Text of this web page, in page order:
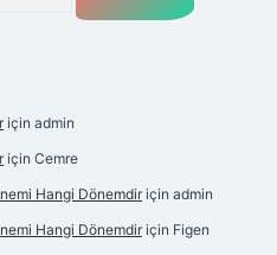
için admin
için Cemre
Hangi Dönemdir için admin
Hangi Dönemdir için Figen